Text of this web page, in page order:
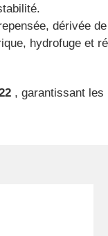
dérivée
hydrofuge et
, garantissant les